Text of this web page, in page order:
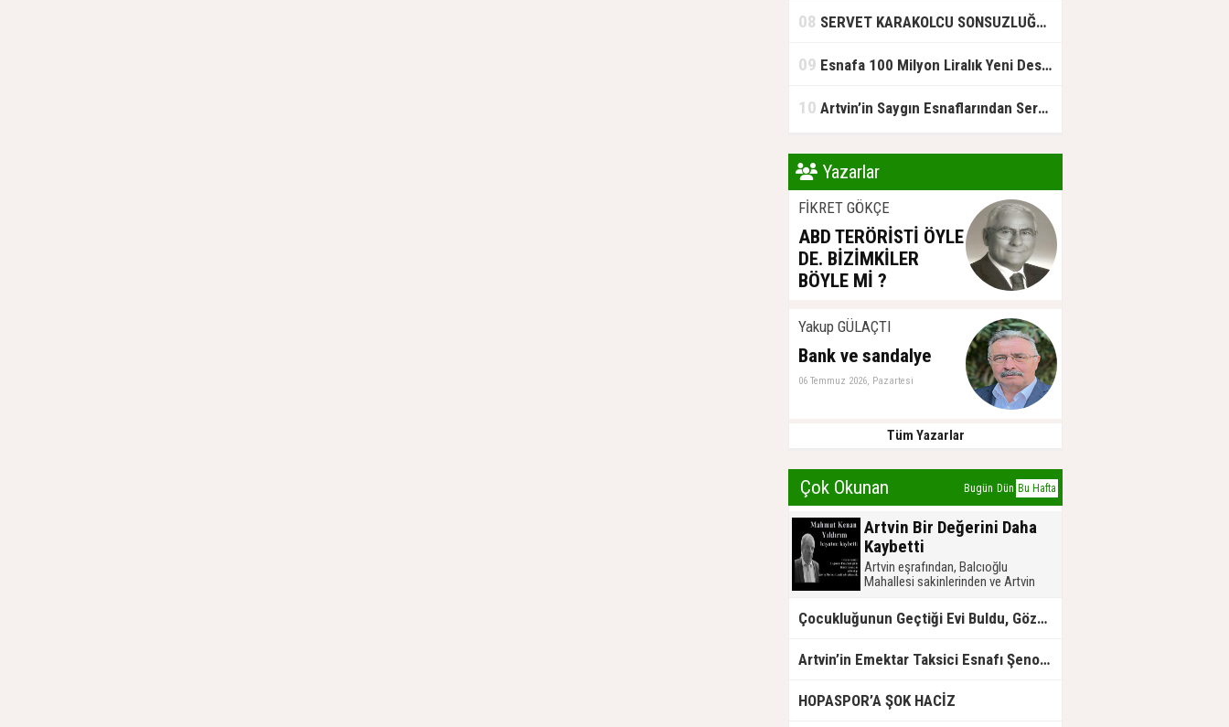
08 SERVET KARAKOLCU SONSUZLUĞA UĞURLANDI
09 Esnafa 100 Milyon Liralık Yeni Destek
10 Artvin’in Saygın Esnaflarından Servet Karakolcu Hayatını Kaybetti
Yazarlar
FİKRET GÖKÇE
ABD TERÖRİSTİ ÖYLE
DE. BİZİMKİLER
BÖYLE Mİ ?
Yakup GÜLAÇTI
Bank ve sandalye
06 Temmuz 2026, Pazartesi
Tüm Yazarlar
Çok Okunan Bugün Dün Bu Hafta
Artvin Bir Değerini Daha
Kaybetti
Artvin eşrafından, Balcıoğlu
Mahallesi sakinlerinden ve Artvin
Mahmut Kenan Yıldırım, yakalandığı
amansız hastalığa yenik düşerek 2Çocukluğunun Geçtiği Evi Buldu, Gözyaşlarına Hakim Olamadı
Artvin’in Emektar Taksici Esnafı Şenol Koyun Vefat Etti
HOPASPOR’A ŞOK HACİZ